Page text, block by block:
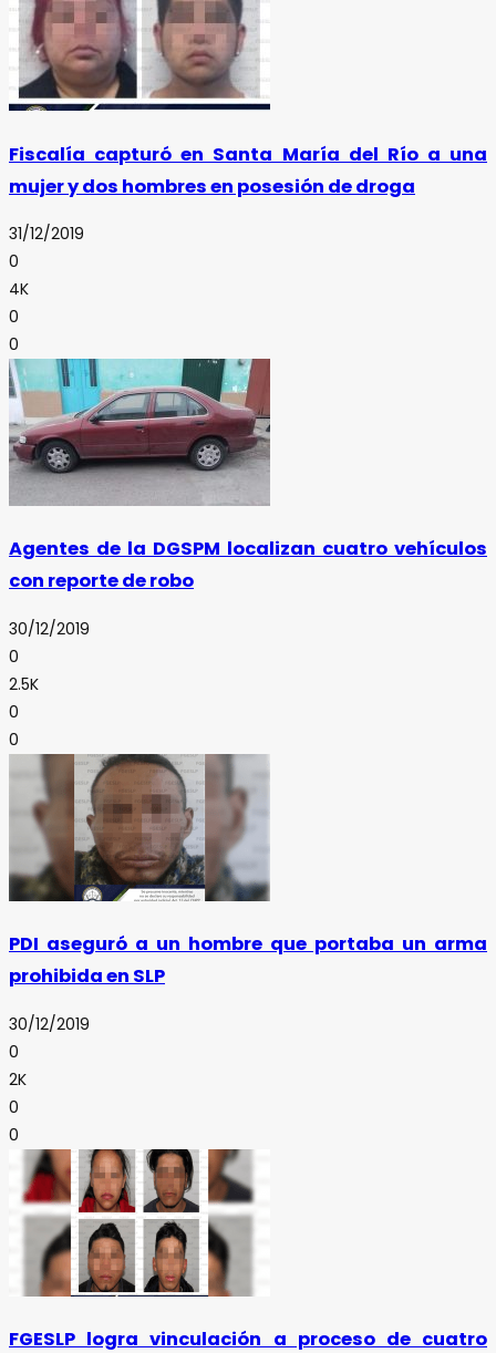
Fiscalía capturó en Santa María del Río a una
mujer y dos hombres en posesión de droga
31/12/2019
0
4K
0
0
Agentes de la DGSPM localizan cuatro vehículos
con reporte de robo
30/12/2019
0
2.5K
0
0
PDI aseguró a un hombre que portaba un arma
prohibida en SLP
30/12/2019
0
2K
0
0
FGESLP logra vinculación a proceso de cuatro